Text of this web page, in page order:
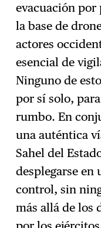
evacuación por
la base de
actores
esencial de
Ninguno de
por sí solo,
rumbo. En
una auténtica
Sahel del
desplegarse en
control, sin
más allá de los